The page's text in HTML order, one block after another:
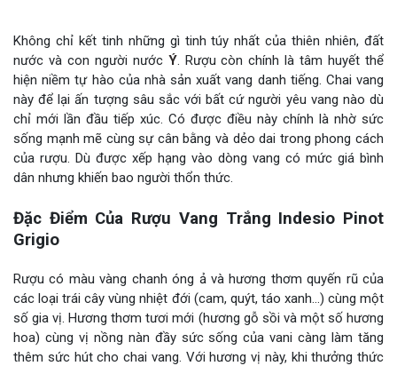
Không chỉ kết tinh những gì tinh túy nhất của thiên nhiên, đất
nước và con người nướcÝ. Rượu còn chính là tâm huyết thể
hiện niềm tự hào của nhà sản xuất vang danh tiếng. Chai vang
này để lại ấn tượng sâu sắc với bất cứ người yêu vang nào dù
chỉ mới lần đầu tiếp xúc. Có được điều này chính là nhờ sức
sống mạnh mẽ cùng sự cân bằng và dẻo dai trong phong cách
của rượu. Dù được xếp hạng vào dòng vang có mức giá bình
dân nhưng khiến bao người thổn thức.
Đặc Điểm Của Rượu Vang Trắng Indesio Pinot
Grigio
Rượu có màu vàng chanh óng ả và hương thơm quyến rũ của
các loại trái cây vùng nhiệt đới (cam, quýt, táo xanh…) cùng một
số gia vị. Hương thơm tươi mới (hương gỗ sồi và một số hương
hoa) cùng vị nồng nàn đầy sức sống của vani càng làm tăng
thêm sức hút cho chai vang. Với hương vị này, khi thưởng thức